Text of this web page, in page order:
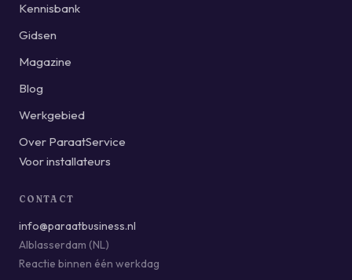
Kennisbank
Gidsen
Magazine
Blog
Werkgebied
Over ParaatService
Voor installateurs
CONTACT
info@paraatbusiness.nl
Alblasserdam (NL)
Reactie binnen één werkdag